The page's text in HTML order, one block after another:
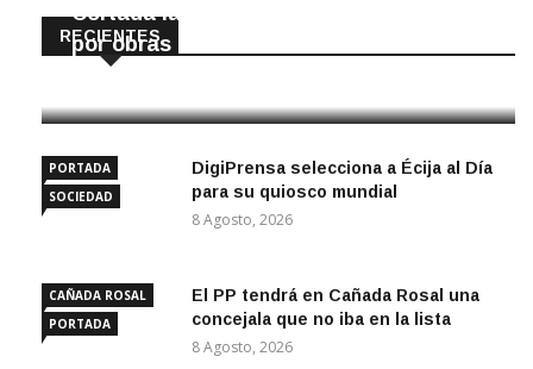
RECIENTES
Cortada la SE-9105 hacia La Montiela
por obras hasta final de año
PORTADA
SOCIEDAD
DigiPrensa selecciona a Écija al Día
para su quiosco mundial
8 Agosto, 2026
CAÑADA ROSAL
PORTADA
El PP tendrá en Cañada Rosal una
concejala que no iba en la lista
8 Agosto, 2026